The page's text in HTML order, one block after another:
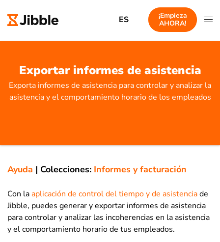
ES
¡Empieza
AHORA!
Exportar informes de asistencia
Exporta informes de asistencia para controlar y analizar la
asistencia y el comportamiento horario de los empleados
Ayuda | Colecciones: Informes y facturación
Con laaplicación de control del tiempo y de asistenciade
Jibble, puedes generar y exportar informes de asistencia
para controlar y analizar las incoherencias en la asistencia
y el comportamiento horario de tus empleados.